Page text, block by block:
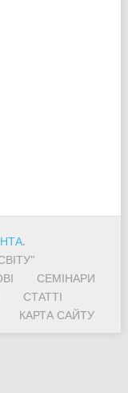
.
СЕМІНАРИ
СТАТТІ
КАРТА САЙТУ